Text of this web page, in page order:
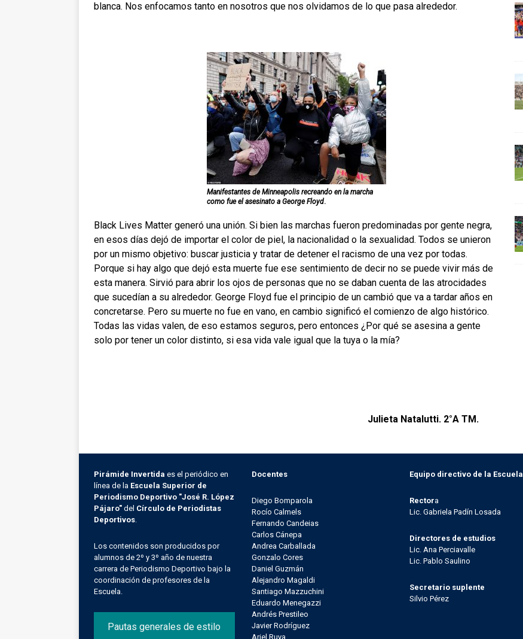
blanca. Nos enfocamos tanto en nosotros que nos olvidamos de lo que pasa alrededor.
Manifestantes de Minneapolis recreando en la marcha
como fue el asesinato a George Floyd.
Black Lives Matter generó una unión. Si bien las marchas fueron predominadas por gente negra,
en esos días dejó de importar el color de piel, la nacionalidad o la sexualidad. Todos se unieron
por un mismo objetivo: buscar justicia y tratar de detener el racismo de una vez por todas.
Porque si hay algo que dejó esta muerte fue ese sentimiento de decir no se puede vivir más de
esta manera. Sirvió para abrir los ojos de personas que no se daban cuenta de las atrocidades
que sucedían a su alrededor. George Floyd fue el principio de un cambió que va a tardar años en
concretarse. Pero su muerte no fue en vano, en cambio significó el comienzo de algo histórico.
Todas las vidas valen, de eso estamos seguros, pero entonces ¿Por qué se asesina a gente
solo por tener un color distinto, si esa vida vale igual que la tuya o la mía?
Julieta Natalutti. 2°A TM.
Pirámide Invertida es el periódico en
línea de la Escuela Superior de
Periodismo Deportivo "José R. López
Pájaro" del Círculo de Periodistas
Deportivos.
Los contenidos son producidos por
alumnos de 2º y 3º año de nuestra
carrera de Periodismo Deportivo bajo la
coordinación de profesores de la
Escuela.
Pautas generales de estilo
Docentes
Diego Bomparola
Rocío Calmels
Fernando Candeias
Carlos Cánepa
Andrea Carballada
Gonzalo Cores
Daniel Guzmán
Alejandro Magaldi
Santiago Mazzuchini
Eduardo Menegazzi
Andrés Prestileo
Javier Rodríguez
Ariel Ruya
Equipo directivo de la Escuela
Rectora
Lic. Gabriela Padín Losada
Directores de estudios
Lic. Ana Perciavalle
Lic. Pablo Saulino
Secretario suplente
Silvio Pérez